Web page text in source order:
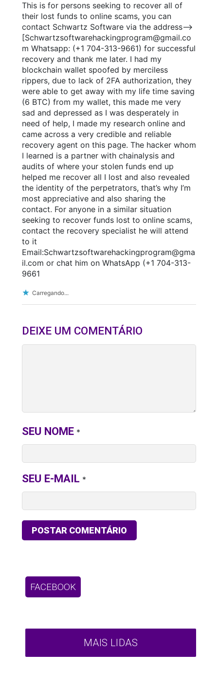
This is for persons seeking to recover all of
their lost funds to online scams, you can
contact Schwartz Software via the address–>
[Schwartzsoftwarehackingprogram@gmail.co
m Whatsapp: (+1 704-313-9661) for successful
recovery and thank me later. I had my
blockchain wallet spoofed by merciless
rippers, due to lack of 2FA authorization, they
were able to get away with my life time saving
(6 BTC) from my wallet, this made me very
sad and depressed as I was desperately in
need of help, I made my research online and
came across a very credible and reliable
recovery agent on this page. The hacker whom
I learned is a partner with chainalysis and
audits of where your stolen funds end up
helped me recover all I lost and also revealed
the identity of the perpetrators, that’s why I’m
most appreciative and also sharing the
contact. For anyone in a similar situation
seeking to recover funds lost to online scams,
contact the recovery specialist he will attend
to it
Email:Schwartzsoftwarehackingprogram@gma
il.com or chat him on WhatsApp (+1 704-313-
9661
Carregando...
DEIXE UM COMENTÁRIO
SEU NOME *
SEU E-MAIL *
FACEBOOK
MAIS LIDAS